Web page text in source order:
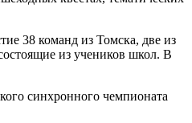
38 команд из Томска, две из
из учеников школ. В
синхронного чемпионата